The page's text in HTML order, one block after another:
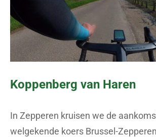
Koppenberg van Haren
In Zepperen kruisen we de
welgekende koers Brussel-